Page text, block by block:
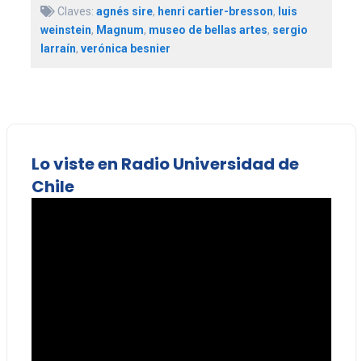
Claves: agnés sire, henri cartier-bresson, luis
weinstein, Magnum, museo de bellas artes, sergio
larraín, verónica besnier
Lo viste en Radio Universidad de
Chile